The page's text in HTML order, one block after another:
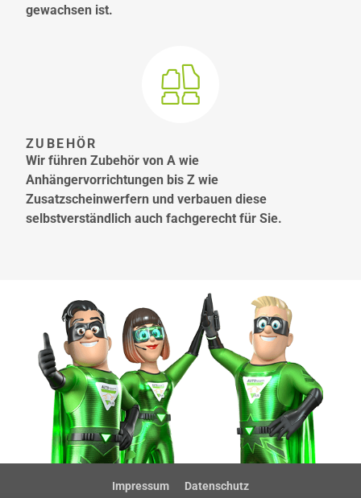
gewachsen ist.
ZUBEHÖR
Wir führen Zubehör von A wie
Anhängervorrichtungen bis Z wie
Zusatzscheinwerfern und verbauen diese
selbstverständlich auch fachgerecht für Sie.
Impressum Datenschutz